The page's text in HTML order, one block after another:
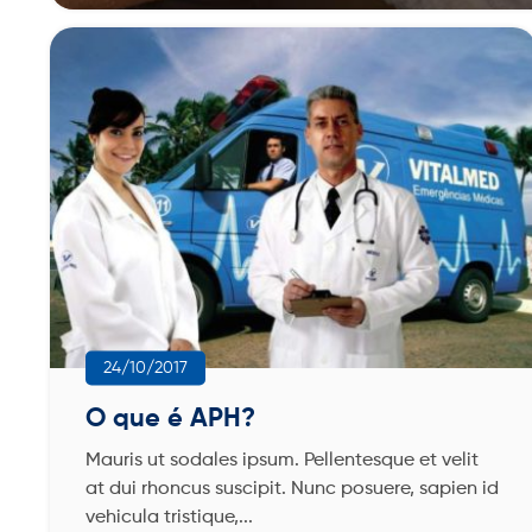
24/10/2017
O que é APH?
Mauris ut sodales ipsum. Pellentesque et velit
at dui rhoncus suscipit. Nunc posuere, sapien id
vehicula tristique,...